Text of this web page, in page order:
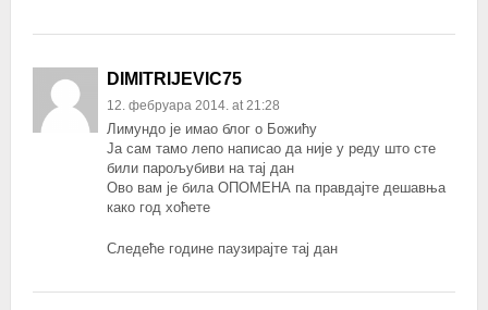
DIMITRIJEVIC75
12. фебруара 2014. at 21:28
Лимундо је имао блог о Божићу
Ја сам тамо лепо написао да није у реду што сте
били парољубиви на тај дан
Ово вам је била ОПОМЕНА па правдајте дешавња
како год хоћете
Следеће године паузирајте тај дан